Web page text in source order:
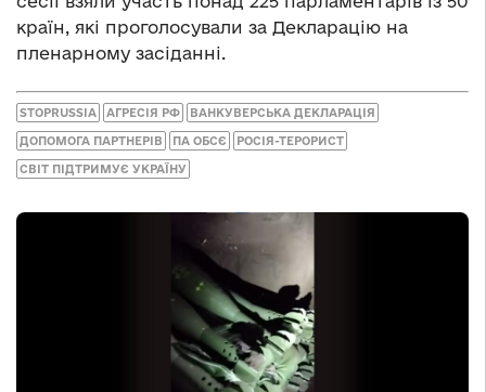
країн, які проголосували за Декларацію на
пленарному засіданні.
STOPRUSSIA АГРЕСІЯ РФ ВАНКУВЕРСЬКА ДЕКЛАРАЦІЯ
ДОПОМОГА ПАРТНЕРІВ ПА ОБСЄ РОСІЯ-ТЕРОРИСТ
СВІТ ПІДТРИМУЄ УКРАЇНУ